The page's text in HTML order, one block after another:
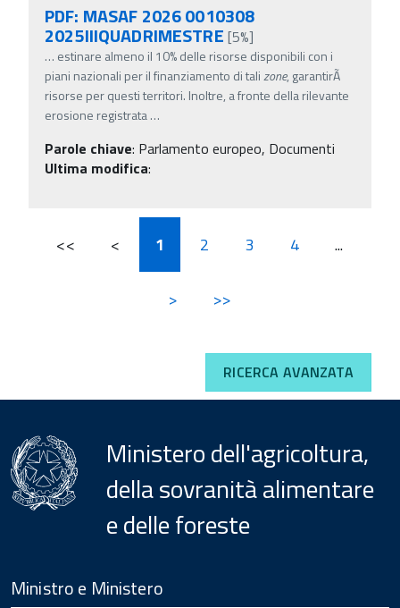
PDF: MASAF 2026 0010308
2025IIIQUADRIMESTRE [5%]
… estinare almeno il 10% delle risorse disponibili con i
piani nazionali per il finanziamento di talizone, garantirÃ
risorse per questi territori. Inoltre, a fronte della rilevante
erosione registrata…
Parole chiave: Parlamento europeo, Documenti
Ultima modifica:
<< < 1 2 3 4 ...
> >>
RICERCA AVANZATA
Ministero dell'agricoltura,
della sovranità alimentare
e delle foreste
Footer
Ministro e Ministero